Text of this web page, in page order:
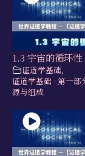
1.3 宇宙的循环性
证道学基础,
证道学基础 - 第一部
源与组成